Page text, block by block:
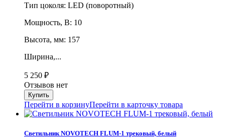
Тип цоколя: LED (поворотный)
Мощность, В: 10
Высота, мм: 157
Ширина,...
5 250 ₽
Отзывов нет
Перейти в корзинуПерейти в карточку товара
Светильник NOVOTECH FLUM-1 трековый, белый